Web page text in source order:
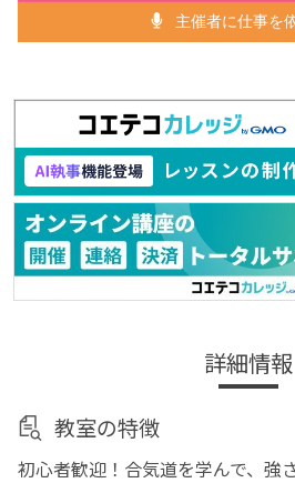
主催者に仕事を
詳細情報
教室の特徴
初心者歓迎！合気道を学んで、強